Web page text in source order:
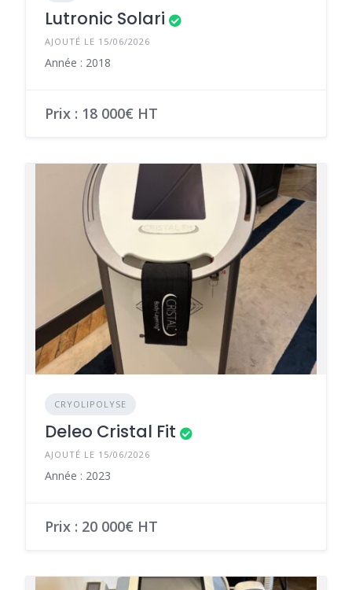
Lutronic Solari
AJOUTÉ LE 15/06/2026
Année : 2018
Prix : 18 000€ HT
CRYOLIPOLYSE
Deleo Cristal Fit
AJOUTÉ LE 15/06/2026
Année : 2023
Prix : 20 000€ HT